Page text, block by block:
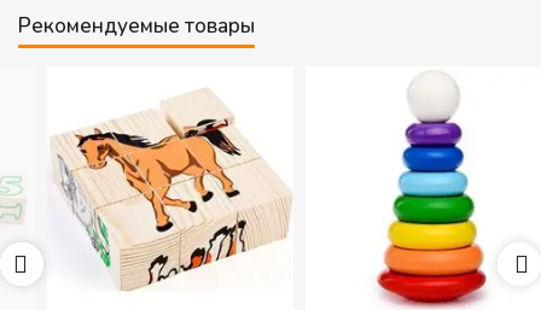
Рекомендуемые товары